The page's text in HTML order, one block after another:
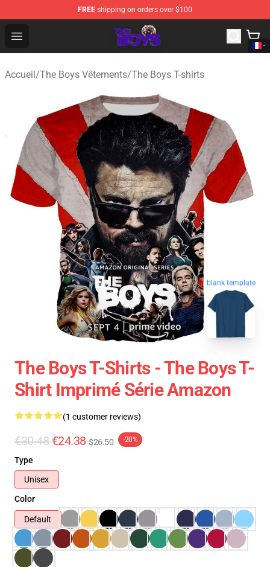
FREE shipping on orders over $100
Open menu
The Boys Store - Official The Boys Merchandise Shop
Accueil/The Boys Vêtements/The Boys T-shirts
blank template
The Boys T-Shirts - The Boys T-
Shirt Imprimé Série Amazon
(1 customer reviews)
€30.48 €24.38 $26.50 -20%
Type
Unisex
Color
Default